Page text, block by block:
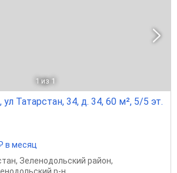
1 из 1
Татарстан, 34, д. 34, 60 м², 5/5 эт.
в месяц
, Зеленодольский район,